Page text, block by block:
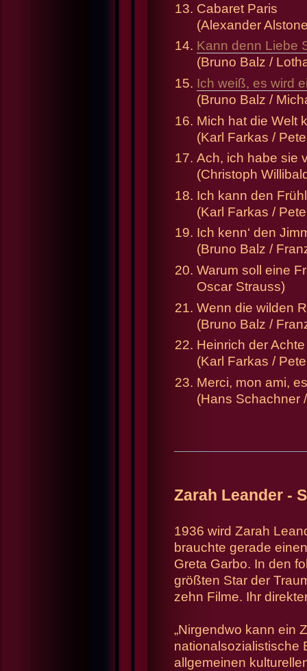
Cabaret Paris
(Alexander
Kann denn Liebe
(Bruno Balz /
Ich weiß, es wird
(Bruno Balz /
Mich hat die Welt
(Karl Farkas /
Ach, ich habe sie
(Christoph
Ich kann den
(Karl Farkas /
Ich kenn‘ den
(Bruno Balz /
Warum soll eine
Oscar Strauss)
Wenn die wilden
(Bruno Balz /
Heinrich der Achte
(Karl Farkas /
Merci, mon ami,
(Hans Schachner
Zarah Leander -
1936 wird Zarah
brauchte gerade
Greta Garbo. In den
größten Star der
zehn Filme. Ihr
„Nirgendwo kann ein
nationalsozialistische
allgemeinen